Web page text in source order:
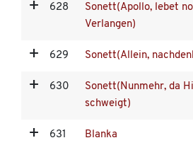
628
Sonett(Apollo, lebet
Verlangen)
629 Sonett(Allein,
630
Sonett(Nunmehr, da
schweigt)
631 Blanka